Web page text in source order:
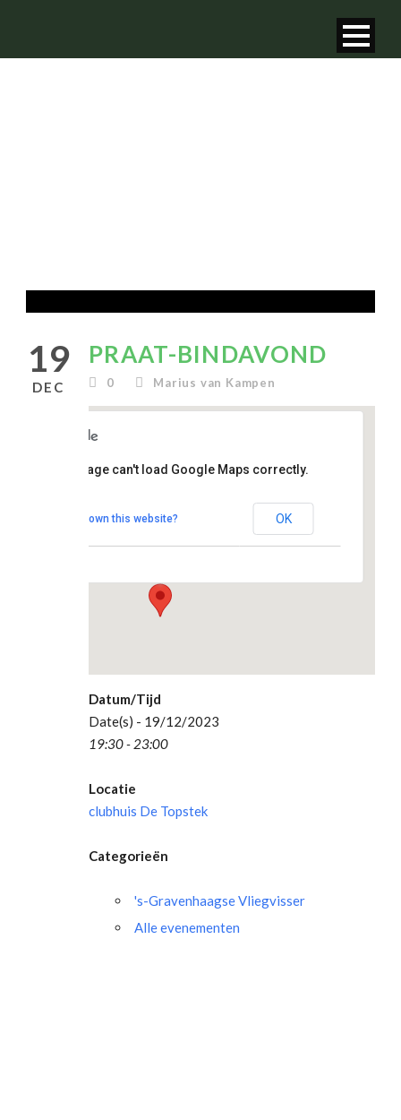
19
DEC
PRAAT-BINDAVOND
0 Marius van Kampen
De
Madesteinweg 34
This page can't load Google Maps correctly.
Do you own this website? OK
Datum/Tijd
Date(s) - 19/12/2023
19:30 - 23:00
Locatie
clubhuis De Topstek
Categorieën
's-Gravenhaagse Vliegvisser
Alle evenementen